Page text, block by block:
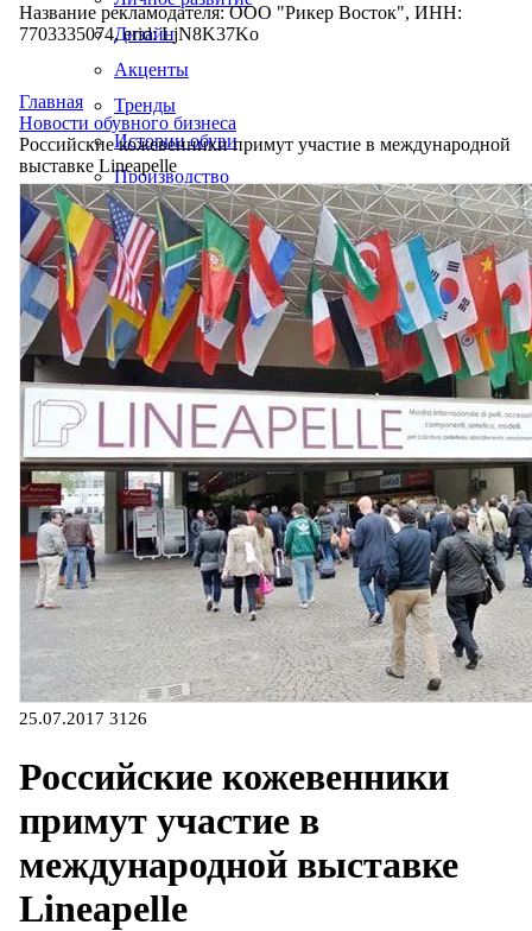
Дизайн
Акценты
Тренды
Истории обуви
Производство
Название рекламодателя: ООО "Рикер Восток", ИНН:
7703335074, erid: LjN8K37Ko
Главная
Новости обувного бизнеса
Российские кожевенники примут участие в международной
выставке Lineapelle
25.07.2017 3126
Российские кожевенники
примут участие в
международной выставке
Lineapelle